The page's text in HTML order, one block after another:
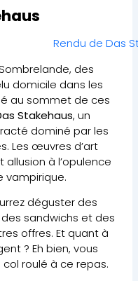
des
domicile dans les
au sommet de ces
Stakehaus, un
dominé par les
Les œuvres d’art
à l’opulence
vampirique.
déguster des
sandwichs et des
offres. Et quant à
? Eh bien, vous
roulé à ce repas.